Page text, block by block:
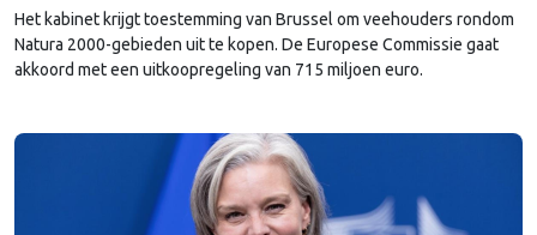
Het kabinet krijgt toestemming van Brussel om veehouders rondom
Natura 2000-gebieden uit te kopen. De Europese Commissie gaat
akkoord met een uitkoopregeling van 715 miljoen euro.